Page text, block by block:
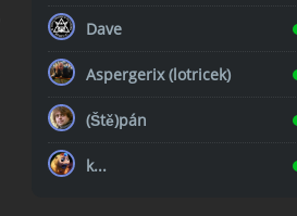
Dave
Aspergerix (lotricek)
(Ště)pán
k...